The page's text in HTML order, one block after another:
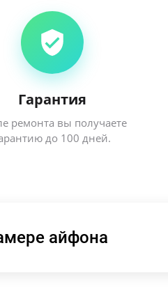
Гарантия
ремонта вы получаете
до 100 дней.
айфона